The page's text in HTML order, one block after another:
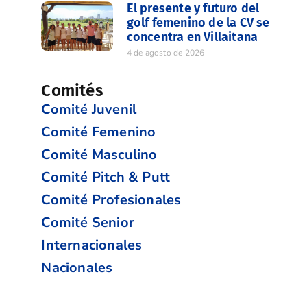
El presente y futuro del
golf femenino de la CV se
concentra en Villaitana
4 de agosto de 2026
Comités
Comité Juvenil
Comité Femenino
Comité Masculino
Comité Pitch & Putt
Comité Profesionales
Comité Senior
Internacionales
Nacionales